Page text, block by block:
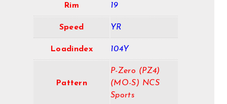
Rim 19
Speed YR
Loadindex 104Y
Pattern
P-Zero (PZ4)
(MO-S) NCS
Sports